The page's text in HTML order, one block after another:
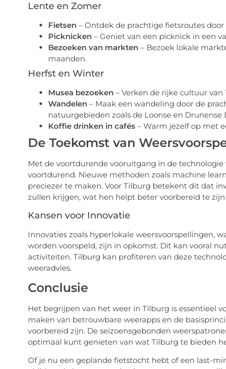
Lente en Zomer
Fietsen– Ontdek de prachtige fietsroutes
Picknicken– Geniet van een picknick in een
Bezoeken van markten– Bezoek lokale
maanden.
Herfst en Winter
Musea bezoeken– Verken de rijke cultuur van
Wandelen– Maak een wandeling door de
natuurgebieden zoals de Loonse en Drunense
Koffie drinken in cafés– Warm jezelf op met
De Toekomst van
Met de voortdurende vooruitgang in de
voortdurend. Nieuwe methoden zoals machine
preciezer te maken. Voor Tilburg betekent dit dat
zullen krijgen, wat hen helpt beter voorbereid te
Kansen voor Innovatie
Innovaties zoals hyperlokale weersvoorspellingen,
worden voorspeld, zijn in opkomst. Dit kan vooral
activiteiten. Tilburg kan profiteren van deze
weeradvies.
Conclusie
Het begrijpen van het weer in Tilburg is essentieel
maken van betrouwbare weerapps en de
voorbereid zijn. De seizoensgebonden
optimaal kunt genieten van wat Tilburg te bieden
Of je nu een geplande fietstocht hebt of een last-